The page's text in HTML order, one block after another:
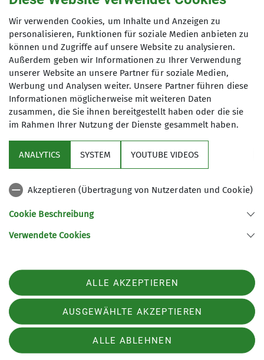
Bitte benutzen Sie dieses Anfrageformular,
wenn Sie Ausrüstung, Karten oder Literatur
ausleihen möchten.
Nützliche Links
Sektion Günzburg des Deutschen Alpenvereins e.V.
Telefon +4982219646199
Datenschutz-Einstellungen
Datenschutz
Impressum
Spendenkonto
Wir verwenden Cookies, um Inhalte und Anzeigen zu
personalisieren, Funktionen für soziale Medien anbieten zu
können und Zugriffe auf unsere Website zu analysieren.
Außerdem geben wir Informationen zu Ihrer Verwendung
unserer Website an unsere Partner für soziale Medien,
Werbung und Analysen weiter. Unsere Partner führen diese
Informationen möglicherweise mit weiteren Daten
zusammen, die Sie ihnen bereitgestellt haben oder die sie
im Rahmen Ihrer Nutzung der Dienste gesammelt haben.
ANALYTICS SYSTEM YOUTUBE VIDEOS
Akzeptieren (Übertragung von Nutzerdaten und Cookie)
Cookie Beschreibung
Verwendete Cookies
ALLE AKZEPTIEREN
AUSGEWÄHLTE AKZEPTIEREN
ALLE ABLEHNEN